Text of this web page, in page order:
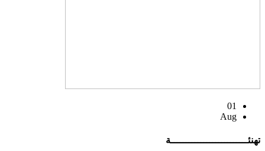
01
Aug
تهنئــــــــــــــــــــــــــة